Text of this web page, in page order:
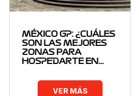
MÉXICO GP: ¿CUÁLES
SON LAS MEJORES
ZONAS PARA
HOSPEDARTE EN…
VER MÁS